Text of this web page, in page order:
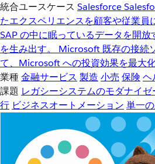
統合ユースケース Salesforce
たエクスペリエンスを顧客や従業員
SAP の中に眠っているデータを開
を生み出す。
Microsoft 既存の接続
て、Microsoft への投資効果を最大化
業種金融サービス 製造 小売 保険 ヘ
課題 レガシーシステムのモダナイゼ
行 ビジネスオートメーション 単一